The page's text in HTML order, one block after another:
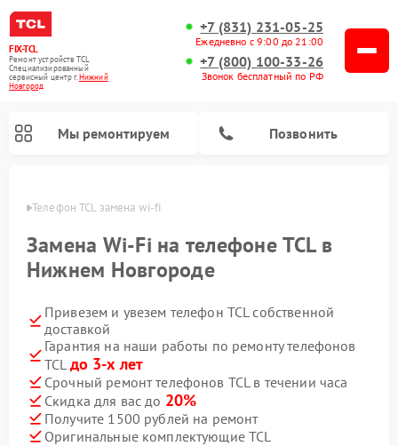
FIX-TCL
Ремонт устройств TCL
Специализированный
cервисный центр г.Нижний
Новгород
+7 (831) 231-05-25
Ежедневно с 9:00 до 21:00
+7 (800) 100-33-26
Звонок бесплатный по РФ
Мы ремонтируем Позвонить
Телефон TCL замена wi-fi
Замена Wi-Fi на телефоне TCL в
Нижнем Новгороде
Привезем и увезем телефон TCL собственной
доставкой
Гарантия на наши работы по ремонту телефонов
TCL до 3-х лет
Срочный ремонт телефонов TCL в течении часа
Скидка для вас до 20%
Получите 1500 рублей на ремонт
Оригинальные комплектующие TCL